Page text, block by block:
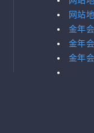
网站
金年
金年
金年